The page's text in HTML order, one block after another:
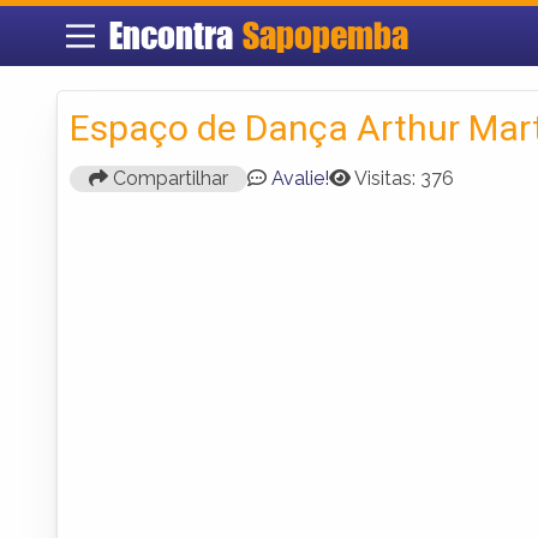
Encontra Sapopemba
Espaço de Dança Arthur
Compartilhar Avalie! Visitas: 376